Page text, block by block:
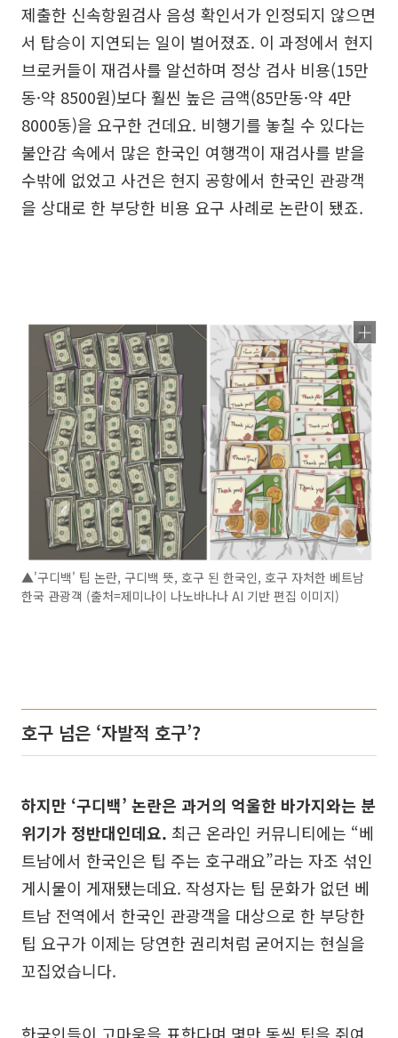
제출한 신속항원검사 음성 확인서가 인정되지 않으면
서 탑승이 지연되는 일이 벌어졌죠. 이 과정에서 현지
브로커들이 재검사를 알선하며 정상 검사 비용(15만
동·약 8500원)보다 훨씬 높은 금액(85만동·약 4만
8000동)을 요구한 건데요. 비행기를 놓칠 수 있다는
불안감 속에서 많은 한국인 여행객이 재검사를 받을
수밖에 없었고 사건은 현지 공항에서 한국인 관광객
을 상대로 한 부당한 비용 요구 사례로 논란이 됐죠.
▲'구디백' 팁 논란, 구디백 뜻, 호구 된 한국인, 호구 자처한 베트남
한국 관광객 (출처=제미나이 나노바나나 AI 기반 편집 이미지)
호구 넘은 ‘자발적 호구’?
하지만 ‘구디백’ 논란은 과거의 억울한 바가지와는 분
위기가 정반대인데요. 최근 온라인 커뮤니티에는 “베
트남에서 한국인은 팁 주는 호구래요”라는 자조 섞인
게시물이 게재됐는데요. 작성자는 팁 문화가 없던 베
트남 전역에서 한국인 관광객을 대상으로 한 부당한
팁 요구가 이제는 당연한 권리처럼 굳어지는 현실을
꼬집었습니다.